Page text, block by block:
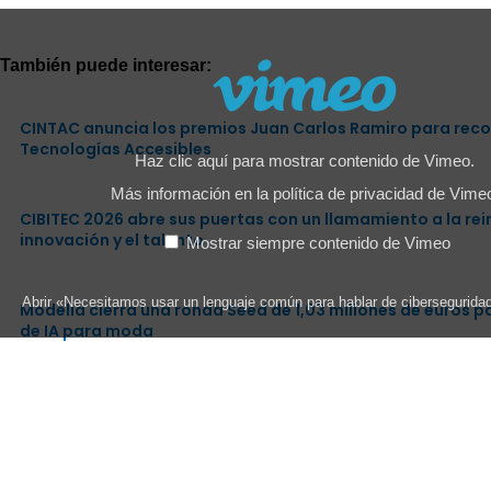
un
hablar
ciberseguridad»
Haz clic aquí para mostrar contenido de Vimeo.
Más información en la política de privacidad de
Mostrar siempre contenido de Vimeo
Abrir «Necesitamos usar un lenguaje común para hablar de
También puede interesar:
CINTAC anuncia los premios Juan Carlos Ramiro para
Tecnologías Accesibles
CIBITEC 2026 abre sus puertas con un llamamiento a la
innovación y el talento
Modelia cierra una ronda Seed de 1,03 millones de euros
de IA para moda